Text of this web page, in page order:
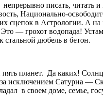
писать, читать
Национально-
сцепок в Астрологии. А
— грохот водопада!
стальной дюбель в бетон.
пять планет. Да каких!
исключением Сатурна —
в своем доме, семье,